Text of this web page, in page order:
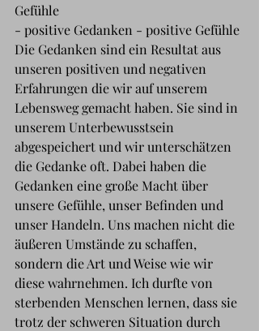
Gefühle
- positive Gedanken - positive Gefühle
Die Gedanken sind ein Resultat aus
unseren positiven und negativen
Erfahrungen die wir auf unserem
Lebensweg gemacht haben. Sie sind in
unserem Unterbewusstsein
abgespeichert und wir unterschätzen
die Gedanke oft. Dabei haben die
Gedanken eine große Macht über
unsere Gefühle, unser Befinden und
unser Handeln. Uns machen nicht die
äußeren Umstände zu schaffen,
sondern die Art und Weise wie wir
diese wahrnehmen. Ich durfte von
sterbenden Menschen lernen, dass sie
trotz der schweren Situation durch